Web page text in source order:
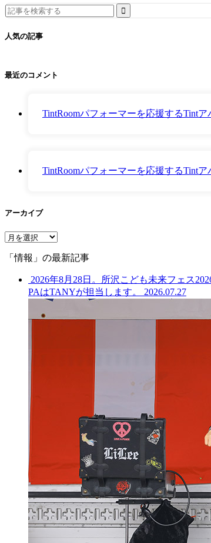
Search
for:
人気の記事
最近のコメント
TintRoomパフォーマーを応援するTint
TintRoomパフォーマーを応援するTint
アーカイブ
ア
カ「情報」の最新記事
2026年8月28日。所沢こども未来フェス
PAはTANYが担当します。
2026.07.27